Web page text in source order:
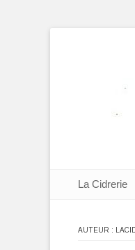
Premier
La Cidrerie
AUTEUR :